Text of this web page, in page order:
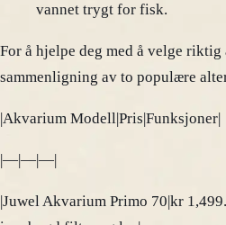
vannet trygt for fisk.
For å hjelpe deg med å velge riktig
sammenligning av to populære
|Akvarium Modell|Pris|Funksjoner|
|—|—|—|
|Juwel Akvarium Primo 70|kr